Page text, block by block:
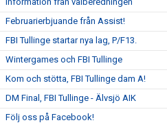
Februarierbjuande från Assist!
FBI Tullinge startar nya lag, P/F13.
Wintergames och FBI Tullinge
Kom och stötta, FBI Tullinge dam A!
DM Final, FBI Tullinge - Älvsjö AIK
Följ oss på Facebook!